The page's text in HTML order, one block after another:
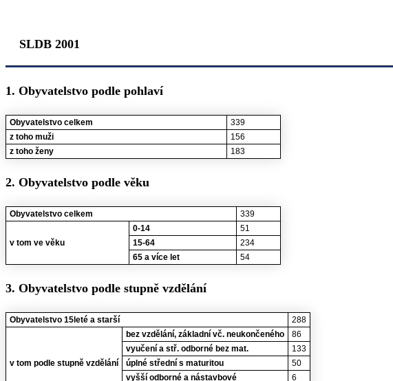
SLDB 2001
1. Obyvatelstvo podle pohlaví
Obyvatelstvo celkem
339
z toho muži
156
z toho ženy
183
2. Obyvatelstvo podle věku
Obyvatelstvo celkem 339
v tom ve věku
0-14
51
15-64
234
65 a více let
54
3. Obyvatelstvo podle stupně vzdělání
Obyvatelstvo 15leté a starší 288
v tom podle stupně vzdělání
bez vzdělání, základní vč. neukončeného
86
vyučení a stř. odborné bez mat.
133
úplné střední s maturitou
50
vyšší odborné a nástavbové
6